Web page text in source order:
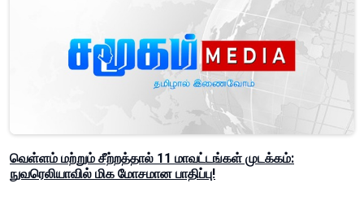
வெள்ளம் மற்றும் சீற்றத்தால் 11 மாவட்டங்கள் முடக்கம்:
நுவரெலியாவில் மிக மோசமான பாதிப்பு!